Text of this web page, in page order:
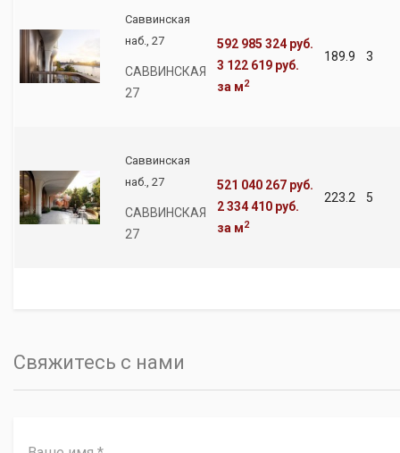
Саввинская
наб., 27
САВВИНСКАЯ
27
592 985 324 руб.
3 122 619 руб.
за м2
189.9 3
Саввинская
наб., 27
САВВИНСКАЯ
27
521 040 267 руб.
2 334 410 руб.
за м2
223.2 5
Свяжитесь с нами